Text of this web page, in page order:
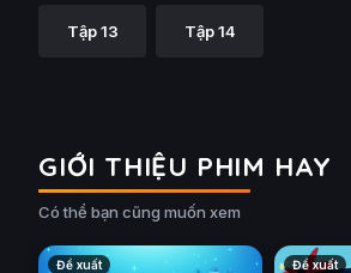
Tập 13 Tập 14
GIỚI THIỆU PHIM HAY
Có thể bạn cũng muốn xem
Đề xuất Đề xuất